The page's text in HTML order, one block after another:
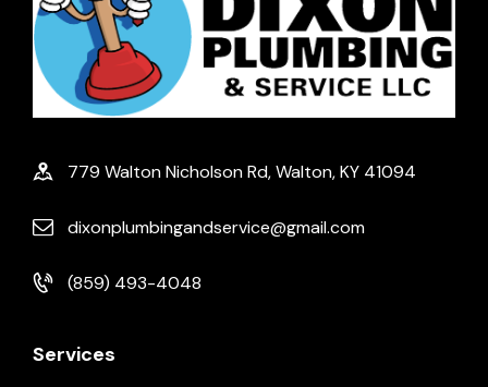
779 Walton Nicholson Rd, Walton, KY 41094
dixonplumbingandservice@gmail.com
(859) 493-4048
Services